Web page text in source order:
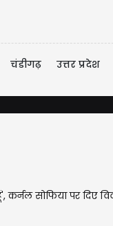
चंडीगढ़ उत्तर प्रदेश
सोफिया पर दिए